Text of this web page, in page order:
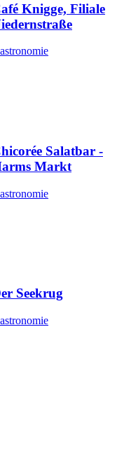
Knigge, Filiale
Salatbar -
Markt
Seekrug